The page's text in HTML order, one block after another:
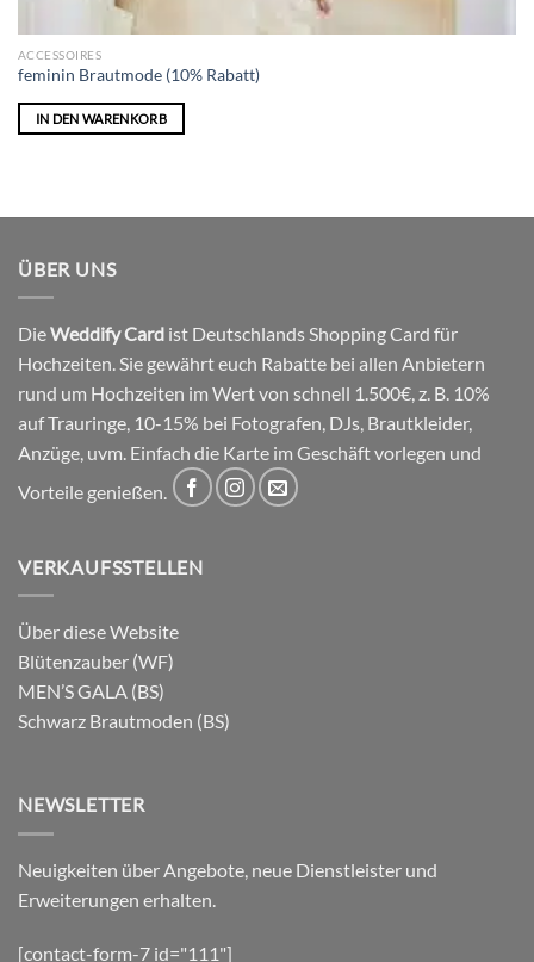
ACCESSOIRES
feminin Brautmode (10% Rabatt)
IN DEN WARENKORB
ÜBER UNS
DieWeddify Card ist Deutschlands Shopping Card für
Hochzeiten. Sie gewährt euch Rabatte bei allen Anbietern
rund um Hochzeiten im Wert von schnell 1.500€, z. B. 10%
auf Trauringe, 10-15% bei Fotografen, DJs, Brautkleider,
Anzüge, uvm. Einfach die Karte im Geschäft vorlegen und
Vorteile genießen.
VERKAUFSSTELLEN
Über diese Website
Blütenzauber (WF)
MEN’S GALA (BS)
Schwarz Brautmoden (BS)
NEWSLETTER
Neuigkeiten über Angebote, neue Dienstleister und
Erweiterungen erhalten.
[contact-form-7 id="111"]